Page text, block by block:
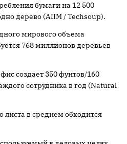
бумаги на 12 500
дерево (AIIM / Techsoup).
мирового объема
768 миллионов деревьев
создает 350 фунтов/160
сотрудника в год (Natural
листа в среднем обходится